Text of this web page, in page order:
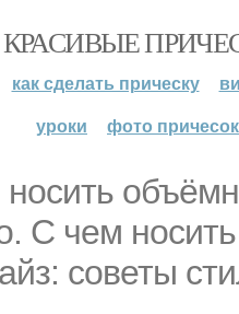
КРАСИВЫЕ
как сделать прическу
уроки
фото причесок
С чем
советы